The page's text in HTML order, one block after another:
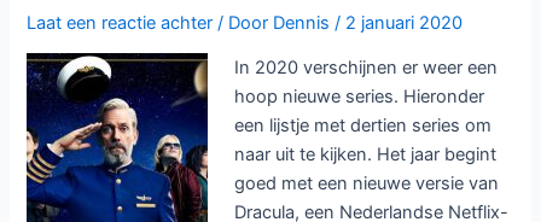
Laat een reactie achter / Door Dennis/ 2 januari 2020
In 2020 verschijnen er weer een
hoop nieuwe series. Hieronder
een lijstje met dertien series om
naar uit te kijken. Het jaar begint
goed met een nieuwe versie van
Dracula, een Nederlandse Netflix-